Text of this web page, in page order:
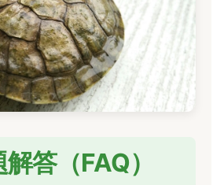
答（FAQ）